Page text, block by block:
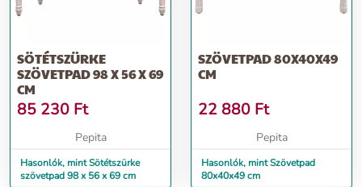
SÖTÉTSZÜRKE
SZÖVETPAD 98 X 56 X 69
CM
85 230 Ft
Pepita
Hasonlók, mint Sötétszürke
szövetpad 98 x 56 x 69 cm
SZÖVETPAD 80X40X49
CM
22 880 Ft
Pepita
Hasonlók, mint Szövetpad
80x40x49 cm